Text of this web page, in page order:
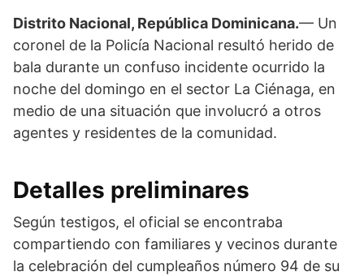
Distrito Nacional, República Dominicana.— Un
coronel de la Policía Nacional resultó herido de
bala durante un confuso incidente ocurrido la
noche del domingo en el sector La Ciénaga, en
medio de una situación que involucró a otros
agentes y residentes de la comunidad.
Detalles preliminares
Según testigos, el oficial se encontraba
compartiendo con familiares y vecinos durante
la celebración del cumpleaños número 94 de su